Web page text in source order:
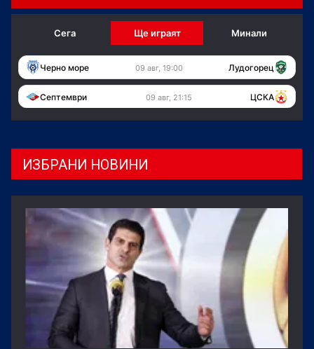
Сега Ще играят Минали
Черно море 09 авг, 19:00 Лудогорец
Септември 09 авг, 21:15 ЦСКА
ИЗБРАНИ НОВИНИ